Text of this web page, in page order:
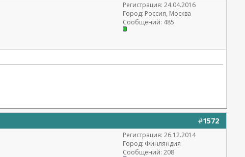
Регистрация: 24.04.2016
Город: Россия, Москва
Сообщений: 485
#1572
Регистрация: 26.12.2014
Город: Финляндия
Сообщений: 208